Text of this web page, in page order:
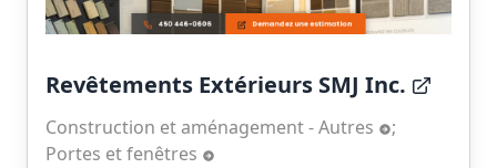
Revêtements Extérieurs SMJ Inc.
Construction et aménagement - Autres
;
Portes et fenêtres